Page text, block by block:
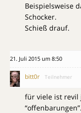
Beispielsweise
Schocker.
Schieß drauf.
21. Juli 2015 um 8:50
bitt0r Teilnehmer
für viele ist revil
“offenbarungen”.